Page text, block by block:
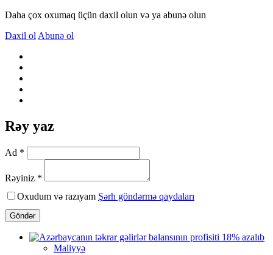
Daha çox oxumaq üçün daxil olun və ya abunə olun
Daxil ol Abunə ol
Rəy yaz
Ad *
Rəyiniz *
Oxudum və razıyam Şərh göndərmə qaydaları
Göndər
Maliyyə